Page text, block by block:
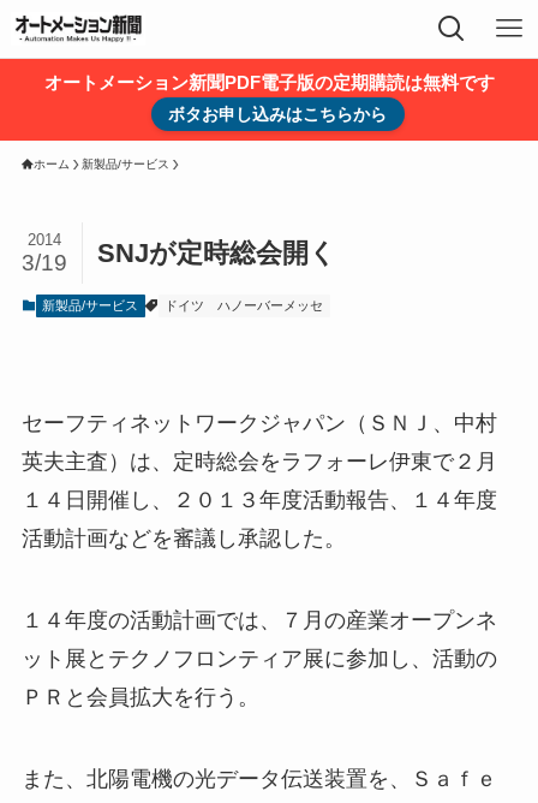
オートメーション新聞PDF電子版の定期購読は無料です
ボタお申し込みはこちらから
ホーム 新製品/サービス
SNJが定時総会開く
2014
3/19
新製品/サービス ドイツ ハノーバーメッセ
セーフティネットワークジャパン（ＳＮＪ、中村
英夫主査）は、定時総会をラフォーレ伊東で２月
１４日開催し、２０１３年度活動報告、１４年度
活動計画などを審議し承認した。
１４年度の活動計画では、７月の産業オープンネ
ット展とテクノフロンティア展に参加し、活動の
ＰＲと会員拡大を行う。
また、北陽電機の光データ伝送装置を、Ｓａｆｅ